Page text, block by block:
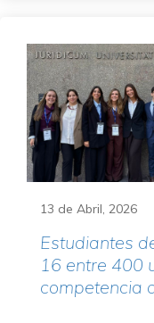
13 de Abril, 2026
Estudiantes
16 entre 400
competencia